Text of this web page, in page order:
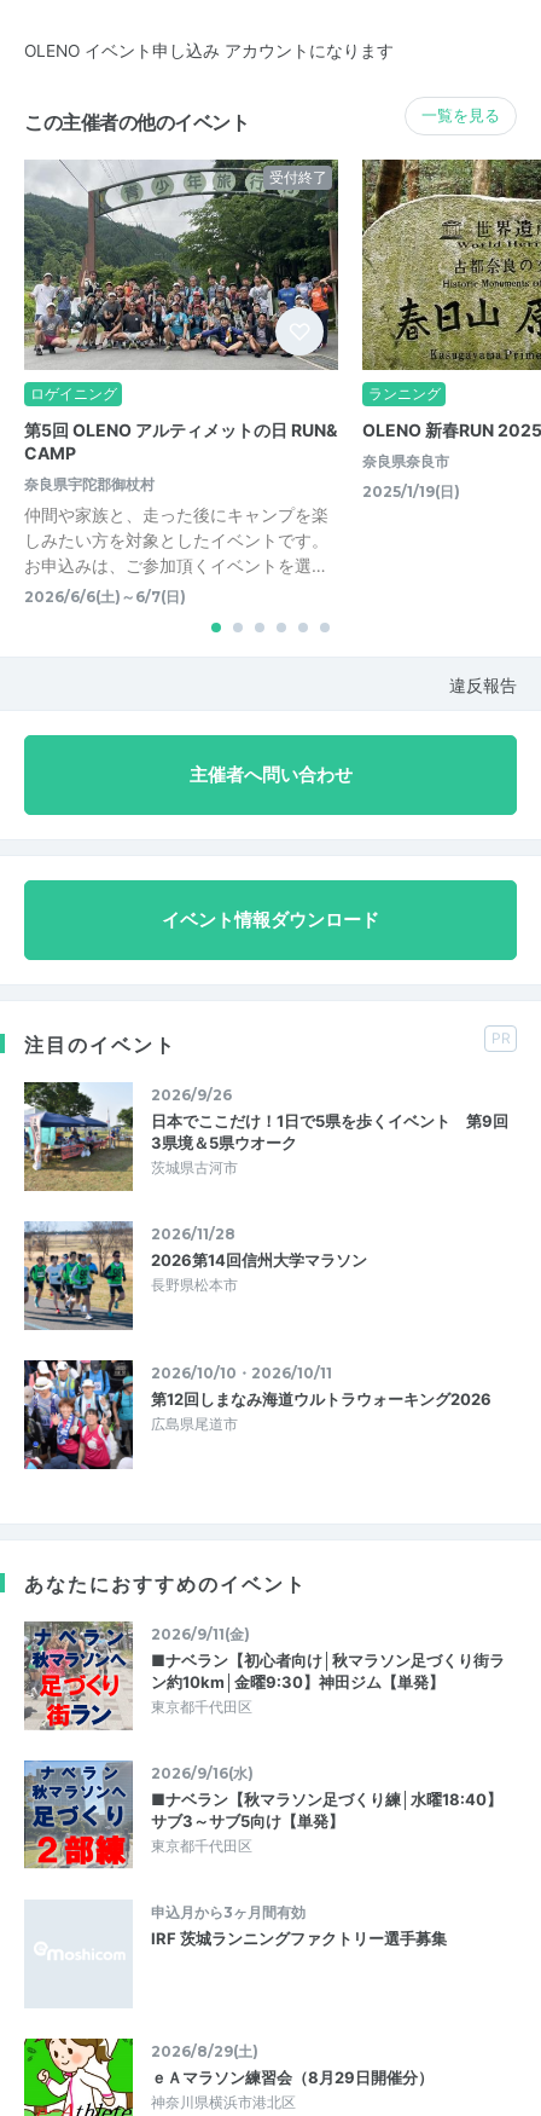
OLENO イベント申し込み アカウントになります
この主催者の他のイベント 一覧を見る
受付終了
ロゲイニング
第5回 OLENO アルティメットの日 RUN&
CAMP
奈良県宇陀郡御杖村
仲間や家族と、走った後にキャンプを楽
しみたい方を対象としたイベントです。
お申込みは、ご参加頂くイベントを選…
2026/6/6(土)～6/7(日)
ランニング
OLENO 新春RUN 2025
奈良県奈良市
2025/1/19(日)
違反報告
主催者へ問い合わせ
イベント情報ダウンロード
注目のイベント PR
2026/9/26
日本でここだけ！1日で5県を歩くイベント 第9回
3県境＆5県ウオーク
茨城県古河市
2026/11/28
2026第14回信州大学マラソン
長野県松本市
2026/10/10・2026/10/11
第12回しまなみ海道ウルトラウォーキング2026
広島県尾道市
あなたにおすすめのイベント
2026/9/11(金)
■ナベラン【初心者向け│秋マラソン足づくり街ラ
ン約10km│金曜9:30】神田ジム【単発】
東京都千代田区
2026/9/16(水)
■ナベラン【秋マラソン足づくり練│水曜18:40】
サブ3～サブ5向け【単発】
東京都千代田区
申込月から3ヶ月間有効
IRF 茨城ランニングファクトリー選手募集
2026/8/29(土)
ｅＡマラソン練習会（8月29日開催分）
神奈川県横浜市港北区